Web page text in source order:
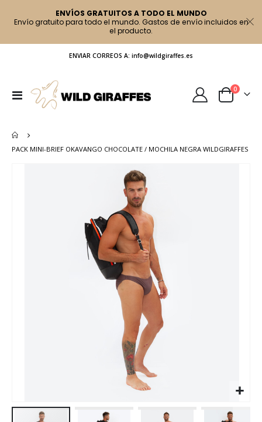
ENVÍOS GRATUITOS A TODO EL MUNDO
Envío gratuito para todo el mundo. Gastos de envío incluidos en
el producto.
ENVIAR CORREOS A: info@wildgiraffes.es
Toggle
Nav
Cart
0artículos
PACK MINI-BRIEF OKAVANGO CHOCOLATE / MOCHILA NEGRA WILDGIRAFFES